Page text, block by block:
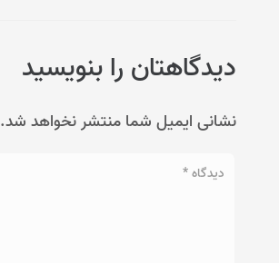
دیدگاهتان را بنویسید
نشانی ایمیل شما منتشر نخواهد شد.